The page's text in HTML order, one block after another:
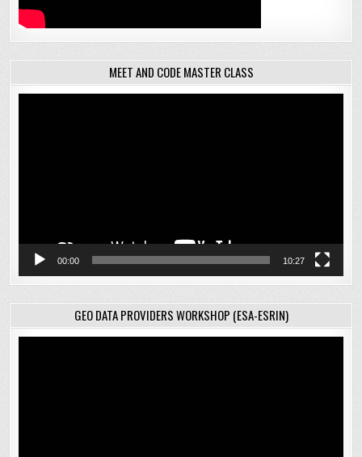
MEET AND CODE MASTER CLASS
00:00 10:27
GEO DATA PROVIDERS WORKSHOP (ESA-ESRIN)